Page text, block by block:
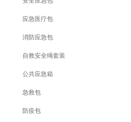
应急医疗包
消防应急包
自救安全绳套装
公共应急箱
急救包
防疫包